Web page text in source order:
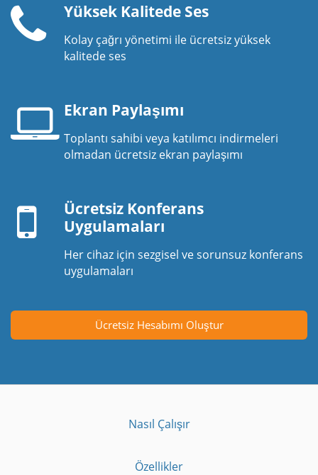
Telefon
Yüksek Kalitede Ses
Kolay çağrı yönetimi ile ücretsiz yüksek
kalitede ses
Ekran Paylaşımı
Toplantı sahibi veya katılımcı indirmeleri
olmadan ücretsiz ekran paylaşımı
Ücretsiz Konferans
Uygulamaları
Her cihaz için sezgisel ve sorunsuz konferans
uygulamaları
Ücretsiz Hesabımı Oluştur
Nasıl Çalışır
Özellikler